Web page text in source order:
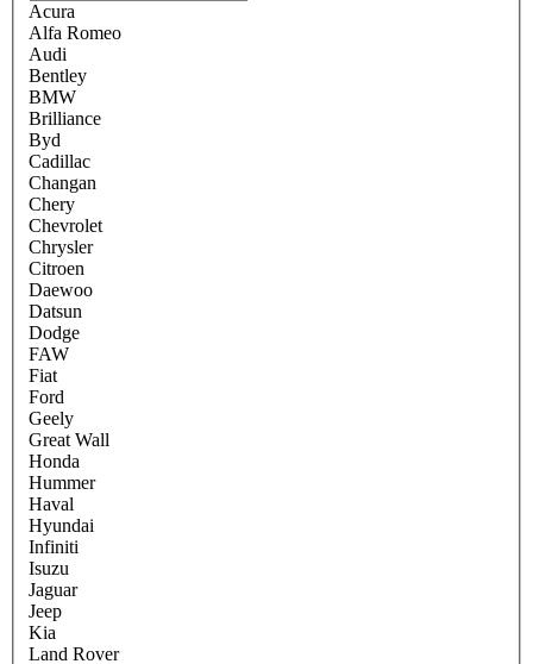
Acura
Alfa Romeo
Audi
Bentley
BMW
Brilliance
Byd
Cadillac
Changan
Chery
Chevrolet
Chrysler
Citroen
Daewoo
Datsun
Dodge
FAW
Fiat
Ford
Geely
Great Wall
Honda
Hummer
Haval
Hyundai
Infiniti
Isuzu
Jaguar
Jeep
Kia
Land Rover